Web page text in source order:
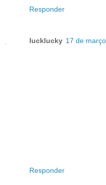
Responder
lucklucky 17 de
Responder